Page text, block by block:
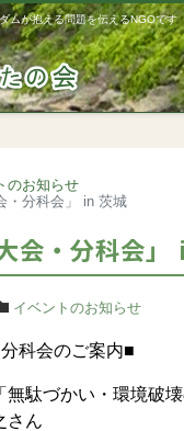
ムが抱える問題を伝えるNGOです
のお知らせ
・分科会」 in 茨城
会・分科会
イベントのお知らせ
科会のご案内■
駄づかい・環境破壊
さん